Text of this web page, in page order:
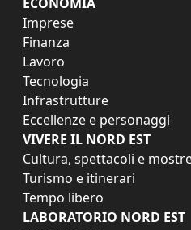
Imprese
Finanza
Lavoro
Tecnologia
Infrastrutture
Eccellenze e personaggi
VIVERE IL NORD EST
Cultura, spettacoli e
Turismo e itinerari
Tempo libero
LABORATORIO NORD EST